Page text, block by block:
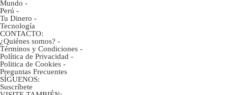
Mundo -
Perú -
Tu Dinero -
Tecnología
CONTACTO:
¿Quiénes somos? -
Términos y Condiciones -
Política de Privacidad -
Politica de Cookies -
Preguntas Frecuentes
SÍGUENOS:
Suscríbete